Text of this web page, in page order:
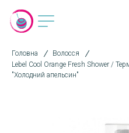
Головна
Волосся
Lebel Cool Orange Fresh Shower /
"Холодний апельсин"